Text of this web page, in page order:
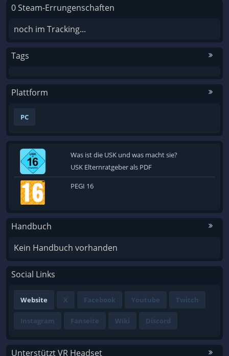
0 Steam-Errungenschaften
noch im Tracking...
Tags
Plattform
PC
Was ist die USK und was macht sie?
USK Elternratgeber als PDF
PEGI 16
Handbuch
Kein Handbuch vorhanden
Social Links
Website X Facebook Youtube Twitch
Instagram Fanseite Wiki Discord
Unterstützt VR Headset